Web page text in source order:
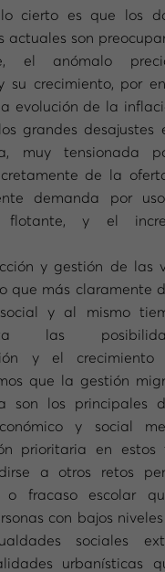
lo cierto es que los
actuales son
el anómalo
su crecimiento, por
evolución de la
grandes desajustes
muy tensionada
de la
demanda por
flotante, y el
y gestión de las
que más claramente
social y al mismo
las
y el crecimiento
que la gestión
son los principales
y social
prioritaria en estos
a otros retos
o fracaso escolar
con bajos
sociales
urbanísticas